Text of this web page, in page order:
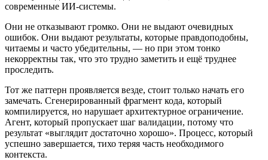
современные ИИ-системы.
Они не отказывают громко. Они не выдают очевидных
ошибок. Они выдают результаты, которые правдоподобны,
читаемы и часто убедительны, — но при этом тонко
некорректны так, что это трудно заметить и ещё труднее
проследить.
Тот же паттерн проявляется везде, стоит только начать его
замечать. Сгенерированный фрагмент кода, который
компилируется, но нарушает архитектурное ограничение.
Агент, который пропускает шаг валидации, потому что
результат «выглядит достаточно хорошо». Процесс, который
успешно завершается, тихо теряя часть необходимого
контекста.